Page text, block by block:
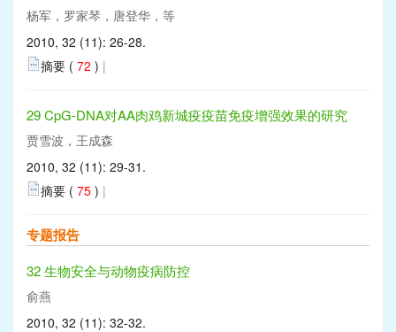
杨军，罗家琴，唐登华，等
2010, 32 (11): 26-28.
摘要 ( 72 ) |
29 CpG-DNA对AA肉鸡新城疫疫苗免疫增强效果的研究
贾雪波，王成森
2010, 32 (11): 29-31.
摘要 ( 75 ) |
专题报告
32 生物安全与动物疫病防控
俞燕
2010, 32 (11): 32-32.